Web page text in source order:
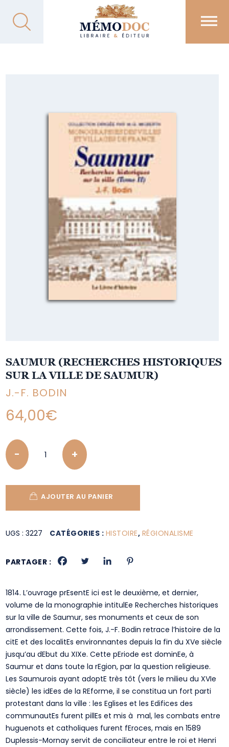
SAUMUR (RECHERCHES HISTORIQUES
SUR LA VILLE DE SAUMUR)
J.-F. BODIN
64,00€
Quantity
AJOUTER AU PANIER
UGS :3227 CATÉGORIES : HISTOIRE, RÉGIONALISME
PARTAGER :
1814. L’ouvrage prEsentE ici est le deuxième, et dernier,
volume de la monographie intitulEe Recherches historiques
sur la ville de Saumur, ses monuments et ceux de son
arrondissement. Cette fois, J.-F. Bodin retrace l’histoire de la
citE et des localitEs environnantes depuis la fin du XVe siècle
jusqu’au dEbut du XIXe. Cette pEriode est dominEe, à
Saumur et dans toute la rEgion, par la question religieuse.
Les Saumurois ayant adoptE très tôt (vers le milieu du XVIe
siècle) les idEes de la REforme, il se constitua un fort parti
protestant dans la ville : les Eglises et les Edifices des
communautEs furent pillEs et mis à mal, les combats entre
huguenots et catholiques furent fEroces, mais en 1589
Duplessis-Mornay servit de conciliateur entre le roi et Henri